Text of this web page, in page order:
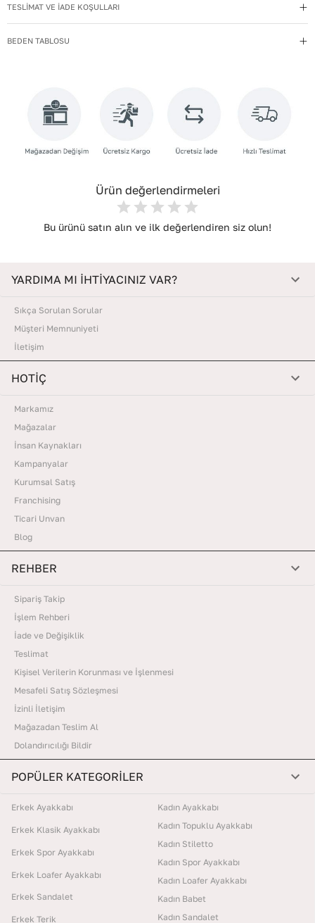
Hakiki Deri
Menşei:Türkiye
Yıkama Talimatı
Deri ayakkabılarınızı yumuşak bir fırçayla tozdan
arındırın. Hafif nemli bezle silin, doğal olarak kurumasını
TESLİMAT VE İADE KOŞULLARI
BEDEN TABLOSU
Ürün değerlendirmeleri
Bu ürünü satın alın ve ilk değerlendiren siz olun!
YARDIMA MI İHTİYACINIZ VAR?
Sıkça Sorulan Sorular
Müşteri Memnuniyeti
İletişim
HOTİÇ
Markamız
Mağazalar
İnsan Kaynakları
Kampanyalar
Kurumsal Satış
Franchising
Ticari Unvan
Blog
REHBER
Sipariş Takip
İşlem Rehberi
İade ve Değişiklik
Teslimat
Kişisel Verilerin Korunması ve İşlenmesi
Mesafeli Satış Sözleşmesi
İzinli İletişim
Mağazadan Teslim Al
Dolandırıcılığı Bildir
POPÜLER KATEGORİLER
Erkek Ayakkabı
Erkek Klasik Ayakkabı
Erkek Spor Ayakkabı
Erkek Loafer Ayakkabı
Erkek Sandalet
Erkek Terik
Kadın Ayakkabı
Kadın Topuklu Ayakkabı
Kadın Stiletto
Kadın Spor Ayakkabı
Kadın Loafer Ayakkabı
Kadın Babet
Kadın Sandalet